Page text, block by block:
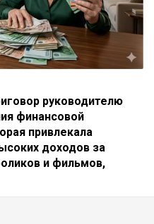
руководителю
финансовой
привлекала
доходов за
и фильмов,